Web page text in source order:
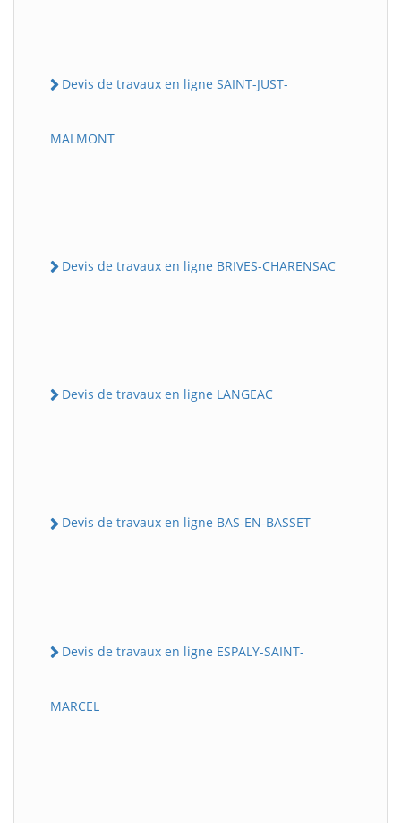
Devis de travaux en ligne SAINT-JUST-
MALMONT
Devis de travaux en ligne BRIVES-CHARENSAC
Devis de travaux en ligne LANGEAC
Devis de travaux en ligne BAS-EN-BASSET
Devis de travaux en ligne ESPALY-SAINT-
MARCEL